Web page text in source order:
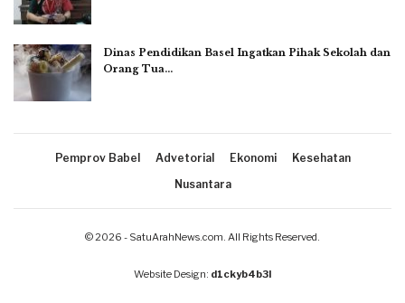
Dinas Pendidikan Basel Ingatkan Pihak Sekolah dan
Orang Tua…
Pemprov Babel Advetorial Ekonomi
Kesehatan
Nusantara
© 2026 - SatuArahNews.com. All Rights Reserved.
Website Design: d1ckyb4b3l